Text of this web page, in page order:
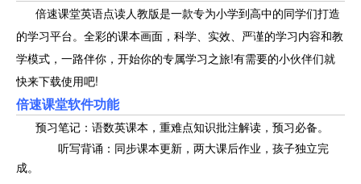
倍速课堂英语点读人教版是一款专为小学到高中的同学们打造
的学习平台。全彩的课本画面，科学、实效、严谨的学习内容和教
学模式，一路伴你，开始你的专属学习之旅!有需要的小伙伴们就
快来下载使用吧!
倍速课堂软件功能
预习笔记：语数英课本，重难点知识批注解读，预习必备。
听写背诵：同步课本更新，两大课后作业，孩子独立完
成。